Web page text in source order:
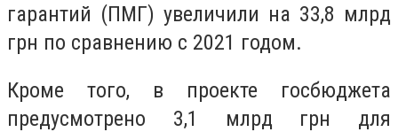
гарантий (ПМГ) увеличили на 33,8 млрд
грн по сравнению с 2021 годом.
Кроме того, в проекте госбюджета
предусмотрено 3,1 млрд грн для